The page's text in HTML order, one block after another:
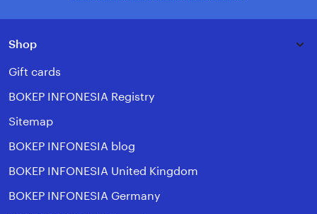
Shop
Gift cards
BOKEP INFONESIA Registry
Sitemap
BOKEP INFONESIA blog
BOKEP INFONESIA United Kingdom
BOKEP INFONESIA Germany